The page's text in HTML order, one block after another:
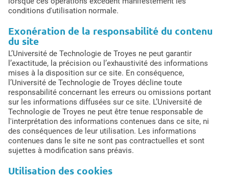
conditions d'utilisation normale.
Exonération de la responsabilité du contenu
du site
L’Université de Technologie de Troyes ne peut garantir
l’exactitude, la précision ou l’exhaustivité des informations
mises à la disposition sur ce site. En conséquence,
l’Université de Technologie de Troyes décline toute
responsabilité concernant les erreurs ou omissions portant
sur les informations diffusées sur ce site. L’Université de
Technologie de Troyes ne peut être tenue responsable de
l'interprétation des informations contenues dans ce site, ni
des conséquences de leur utilisation. Les informations
contenues dans le site ne sont pas contractuelles et sont
sujettes à modification sans préavis.
Utilisation des cookies